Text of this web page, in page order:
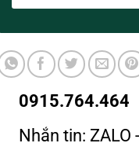
0915.764.464
Nhắn tin: ZALO